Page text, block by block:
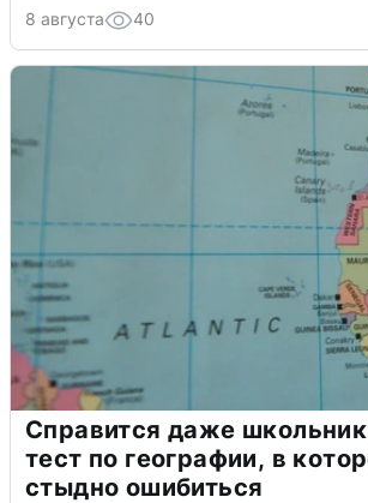
8 августа 40
Справится даже
тест по географии, в
стыдно ошибиться